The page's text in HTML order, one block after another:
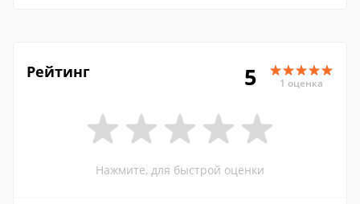
Рейтинг 5 1 оценка
Нажмите, для быстрой оценки